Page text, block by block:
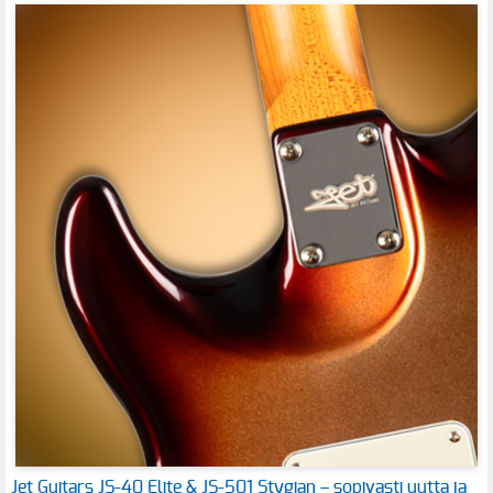
Jet Guitars JS-40 Elite & JS-501 Stygian – sopivasti uutta ja